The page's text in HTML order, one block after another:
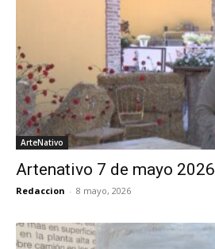
ArteNativo
Artenativo 7 de mayo 2026
Redaccion - 8 mayo, 2026